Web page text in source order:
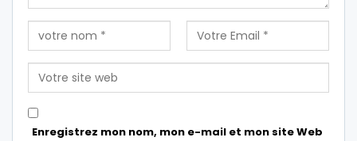
Enregistrez mon nom, mon e-mail et mon site Web